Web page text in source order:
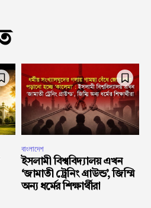
বাংলাদেশ
ইসলামী বিশ্ববিদ্যালয় এখন
‘জামাতী ট্রেনিং গ্রাউন্ড’, জিম্মি
অন্য ধর্মের শিক্ষার্থীরা